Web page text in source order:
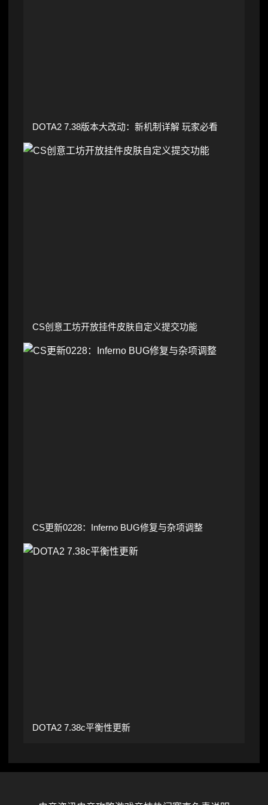
DOTA2 7.38版本大改动：新机制详解 玩家必看
CS创意工坊开放挂件皮肤自定义提交功能
CS更新0228：Inferno BUG修复与杂项调整
DOTA2 7.38c平衡性更新